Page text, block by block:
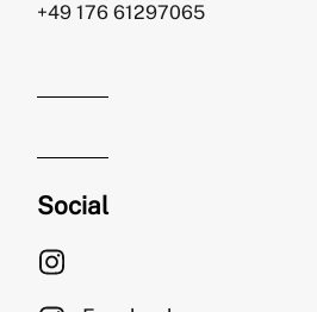
+49 176 61297065
Social